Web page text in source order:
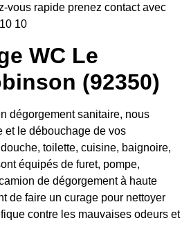
vous rapide prenez contact avec
10
WC Le
(92350)
dégorgement sanitaire, nous
et le débouchage de vos
toilette, cuisine, baignoire,
équipés de furet, pompe,
de dégorgement à haute
de faire un curage pour nettoyer
contre les mauvaises odeurs et